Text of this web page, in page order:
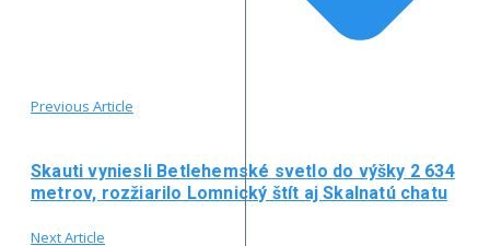
Previous Article
Skauti vyniesli Betlehemské svetlo do výšky 2 634
metrov, rozžiarilo Lomnický štít aj Skalnatú chatu
Next Article